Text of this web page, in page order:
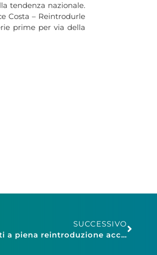
tendenza nazionale.
Costa – Reintrodurle
prime per via della
SUCCESSIVO
Faib Confesercenti Liguria: aumenti dovuti a piena reintroduzione accise, non si usino i gestori come capri espiatori